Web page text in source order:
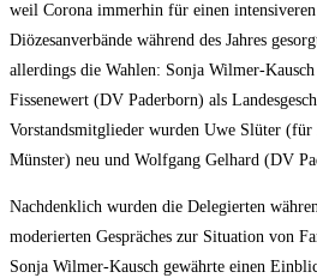
weil Corona immerhin für einen intensiveren
Diözesanverbände während des Jahres
allerdings die Wahlen: Sonja Wilmer-
Fissenewert (DV Paderborn) als
Vorstandsmitglieder wurden Uwe Slüter
Münster) neu und Wolfgang Gelhard (DV
Nachdenklich wurden die Delegierten
moderierten Gespräches zur Situation von
Sonja Wilmer-Kausch gewährte einen